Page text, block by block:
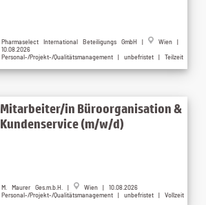
Pharmaselect International Beteiligungs GmbH |
Wien |
10.08.2026
Personal-/Projekt-/Qualitätsmanagement | unbefristet | Teilzeit
Mitarbeiter/in Büroorganisation &
Kundenservice (m/w/d)
M. Maurer Ges.m.b.H. |
Wien | 10.08.2026
Personal-/Projekt-/Qualitätsmanagement | unbefristet | Vollzeit